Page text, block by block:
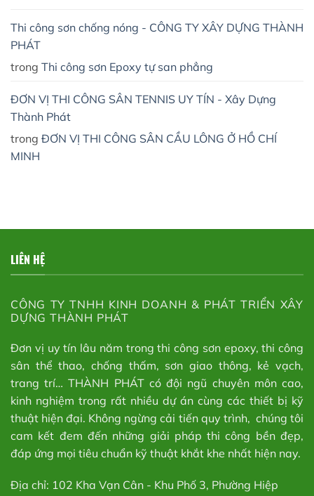
Thi công sơn chống nóng - CÔNG TY XÂY DỰNG THÀNH
PHÁT
trong Thi công sơn Epoxy tự san phẳng
ĐƠN VỊ THI CÔNG SÂN TENNIS UY TÍN - Xây Dựng
Thành Phát
trong ĐƠN VỊ THI CÔNG SÂN CẦU LÔNG Ở HỒ CHÍ
MINH
LIÊN HỆ
CÔNG TY TNHH KINH DOANH & PHÁT TRIỂN XÂY
DỰNG THÀNH PHÁT
Đơn vị uy tín lâu năm trong thi công sơn epoxy, thi công
sân thể thao, chống thấm, sơn giao thông, kẻ vạch,
trang trí… THÀNH PHÁT có đội ngũ chuyên môn cao,
kinh nghiệm trong rất nhiều dự án cùng các thiết bị kỹ
thuật hiện đại. Không ngừng cải tiến quy trình, chúng tôi
cam kết đem đến những giải pháp thi công bền đẹp,
đáp ứng mọi tiêu chuẩn kỹ thuật khắt khe nhất hiện nay.
Địa chỉ: 102 Kha Vạn Cân - Khu Phố 3, Phường Hiệp